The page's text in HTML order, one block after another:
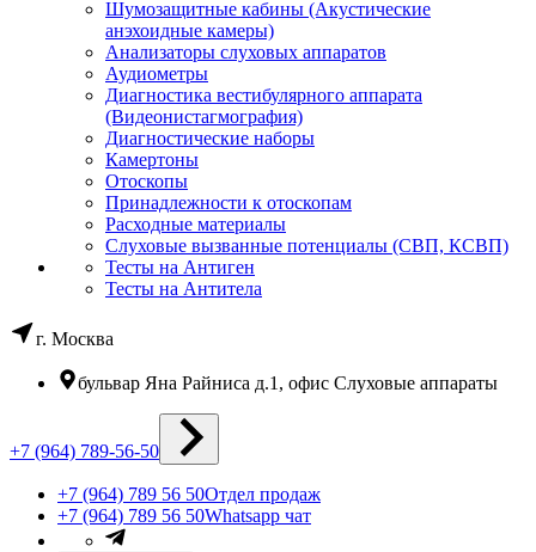
Шумозащитные кабины (Акустические
анэхоидные камеры)
Анализаторы слуховых аппаратов
Аудиометры
Диагностика вестибулярного аппарата
(Видеонистагмография)
Диагностические наборы
Камертоны
Отоскопы
Принадлежности к отоскопам
Расходные материалы
Слуховые вызванные потенциалы (СВП, КСВП)
Тесты на Антиген
Тесты на Антитела
г. Москва
бульвар Яна Райниса д.1, офис Слуховые аппараты
+7 (964) 789-56-50
+7 (964) 789 56 50Отдел продаж
+7 (964) 789 56 50Whatsapp чат